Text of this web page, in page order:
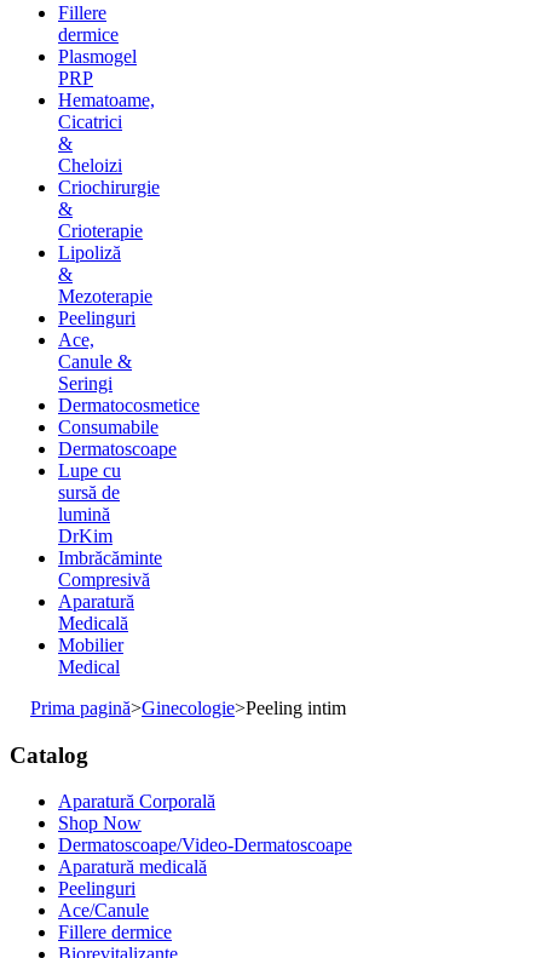
Fillere
dermice
Plasmogel
PRP
Hematoame,
Cicatrici
&
Cheloizi
Criochirurgie
&
Crioterapie
Lipoliză
&
Mezoterapie
Peelinguri
Ace,
Canule &
Seringi
Dermatocosmetice
Consumabile
Dermatoscoape
Lupe cu
sursă de
lumină
DrKim
Imbrăcăminte
Compresivă
Aparatură
Medicală
Mobilier
Medical
Prima pagină>Ginecologie>Peeling intim
Catalog
Aparatură Corporală
Shop Now
Dermatoscoape/Video-Dermatoscoape
Aparatură medicală
Peelinguri
Ace/Canule
Fillere dermice